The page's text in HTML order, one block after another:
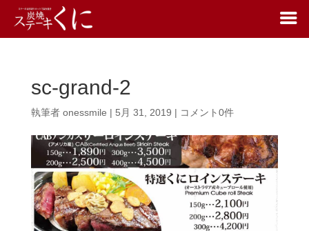
sc-grand-2
執筆者 onessmile | 5月 31, 2019 | コメント0件